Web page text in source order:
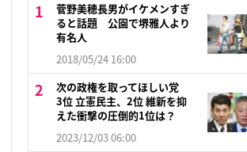
菅野美穂長男がイケメンすぎ
ると話題 公園で堺雅人より
有名人
2018/05/24 16:00
次の政権を取ってほしい党
3位 立憲民主、2位 維新を抑
えた衝撃の圧倒的1位は？
2023/12/03 06:00